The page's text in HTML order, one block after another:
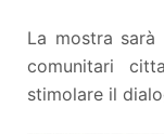
La mostra
comunitari
stimolare il